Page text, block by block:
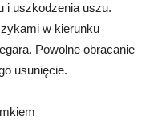
i uszkodzenia uszu.
w kierunku
Powolne obracanie
usunięcie.